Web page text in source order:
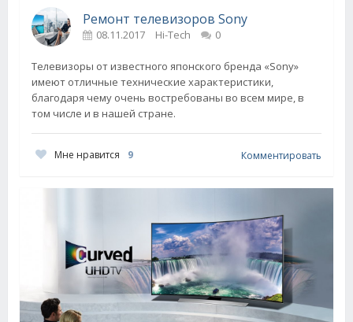
Ремонт телевизоров Sony
08.11.2017 Hi-Tech 0
Телевизоры от известного японского бренда «Sony»
имеют отличные технические характеристики,
благодаря чему очень востребованы во всем мире, в
том числе и в нашей стране.
Мне нравится 9 Комментировать